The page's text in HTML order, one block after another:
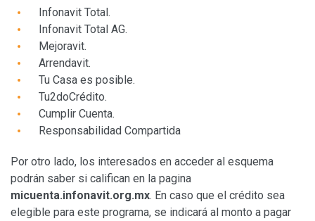
Infonavit Total.
Infonavit Total AG.
Mejoravit.
Arrendavit.
Tu Casa es posible.
Tu2doCrédito.
Cumplir Cuenta.
Responsabilidad Compartida
Por otro lado, los interesados en acceder al esquema
podrán saber si califican en la pagina
micuenta.infonavit.org.mx. En caso que el crédito sea
elegible para este programa, se indicará al monto a pagar